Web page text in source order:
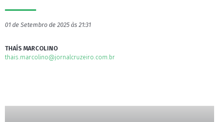
01 de Setembro de 2025 às 21:31
THAÍS MARCOLINO
thais.marcolino@jornalcruzeiro.com.br